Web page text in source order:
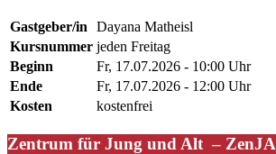
Gastgeber/in
Dayana Matheisl
Kursnummer jeden Freitag
Beginn
Fr, 17.07.2026 - 10:00 Uhr
Ende
Fr, 17.07.2026 - 12:00 Uhr
Kosten
kostenfrei
Zentrum für Jung und Alt – ZenJA